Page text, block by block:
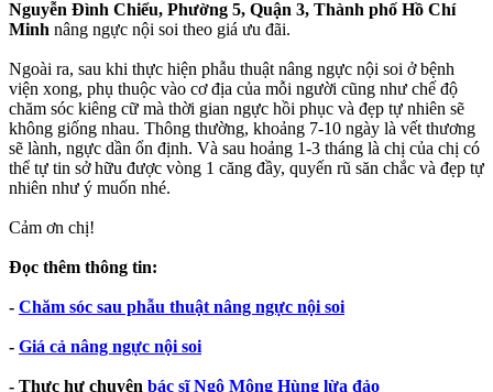
Nguyễn Đình Chiểu, Phường 5, Quận 3, Thành phố Hồ Chí
Minh nâng ngực nội soi theo giá ưu đãi.
Ngoài ra, sau khi thực hiện phẫu thuật nâng ngực nội soi ở bệnh
viện xong, phụ thuộc vào cơ địa của mỗi người cũng như chế độ
chăm sóc kiêng cữ mà thời gian ngực hồi phục và đẹp tự nhiên sẽ
không giống nhau. Thông thường, khoảng 7-10 ngày là vết thương
sẽ lành, ngực dần ổn định. Và sau hoảng 1-3 tháng là chị của chị có
thể tự tin sở hữu được vòng 1 căng đầy, quyến rũ săn chắc và đẹp tự
nhiên như ý muốn nhé.
Cảm ơn chị!
Đọc thêm thông tin:
- Chăm sóc sau phẫu thuật nâng ngực nội soi
- Giá cả nâng ngực nội soi
- Thực hư chuyện bác sĩ Ngô Mộng Hùng lừa đảo